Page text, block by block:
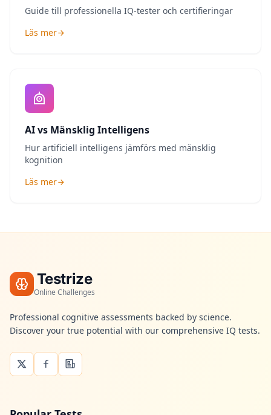
Guide till professionella IQ-tester och certifieringar
Läs mer
AI vs Mänsklig Intelligens
Hur artificiell intelligens jämförs med mänsklig
kognition
Läs mer
Testrize
Online Challenges
Professional cognitive assessments backed by science.
Discover your true potential with our comprehensive IQ tests.